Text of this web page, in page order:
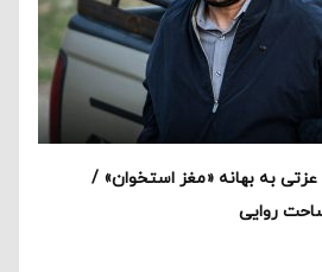
عزتی به بهانه «مغز استخوان» /
روایی